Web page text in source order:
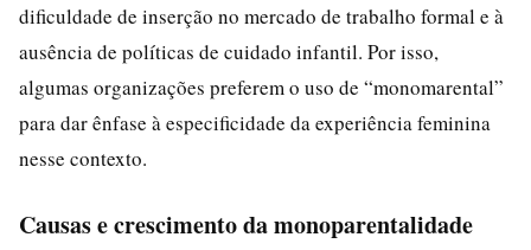
dificuldade de inserção no mercado de trabalho formal e à
ausência de políticas de cuidado infantil. Por isso,
algumas organizações preferem o uso de “monomarental”
para dar ênfase à especificidade da experiência feminina
nesse contexto.
Causas e crescimento da monoparentalidade